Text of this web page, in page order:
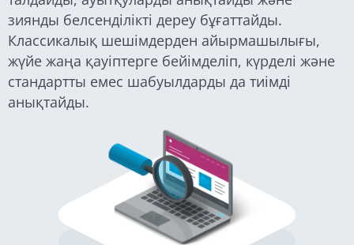
зиянды белсенділікті дереу бұғаттайды.
Классикалық шешімдерден айырмашылығы,
жүйе жаңа қауіптерге бейімделіп, күрделі және
стандартты емес шабуылдарды да тиімді
анықтайды.